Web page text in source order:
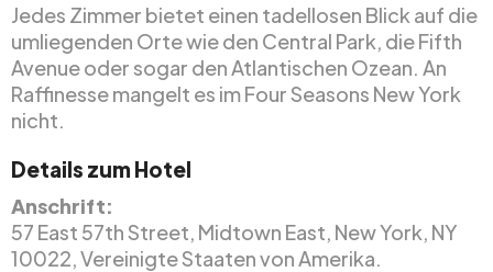
Jedes Zimmer bietet einen tadellosen Blick auf die
umliegenden Orte wie den Central Park, die Fifth
Avenue oder sogar den Atlantischen Ozean. An
Raffinesse mangelt es im Four Seasons New York
nicht.
Details zum Hotel
Anschrift:
57 East 57th Street, Midtown East, New York, NY
10022, Vereinigte Staaten von Amerika.